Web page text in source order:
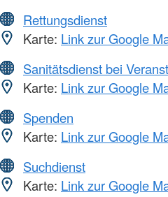
Rettungsdienst
Karte: Link zur Google
Sanitätsdienst bei
Karte: Link zur Google
Spenden
Karte: Link zur Google
Suchdienst
Karte: Link zur Google